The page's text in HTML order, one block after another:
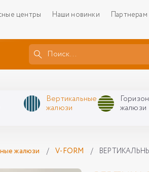
центры Наши новинки Партнерам
Вертикальные
жалюзи
жалюзи
жалюзи / V-FORM /